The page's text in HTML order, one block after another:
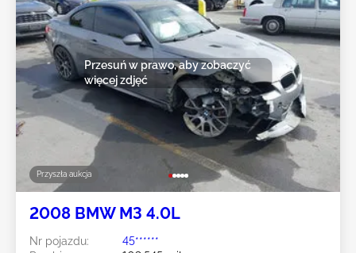
Przyszła aukcja
Przesuń w prawo, aby zobaczyć
więcej zdjęć
2008 BMW M3 4.0L
Nr pojazdu:
45******